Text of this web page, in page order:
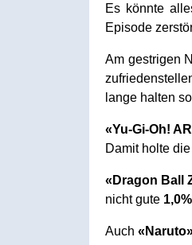
Es könnte
Episode
Am gestrigen
lange halten
«Yu-Gi-Oh!
Damit holte
«Dragon Ball
nicht gute 1,0%
Auch